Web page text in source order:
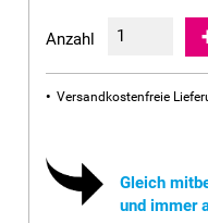
Anzahl
Versandkostenfreie
Gleich
und immer